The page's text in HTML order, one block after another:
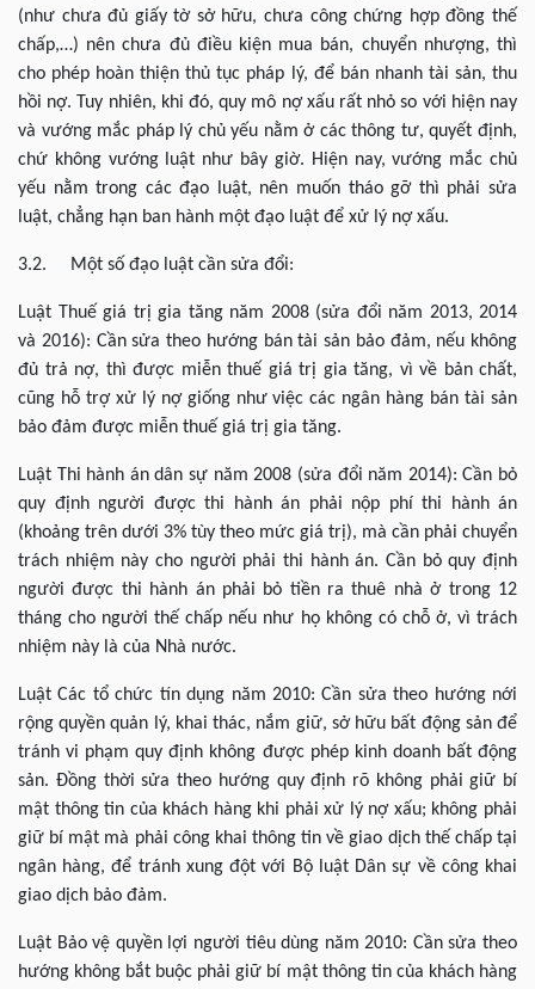
(như chưa đủ giấy tờ sở hữu, chưa công chứng hợp đồng thế
chấp,…) nên chưa đủ điều kiện mua bán, chuyển nhượng, thì
cho phép hoàn thiện thủ tục pháp lý, để bán nhanh tài sản, thu
hồi nợ. Tuy nhiên, khi đó, quy mô nợ xấu rất nhỏ so với hiện nay
và vướng mắc pháp lý chủ yếu nằm ở các thông tư, quyết định,
chứ không vướng luật như bây giờ. Hiện nay, vướng mắc chủ
yếu nằm trong các đạo luật, nên muốn tháo gỡ thì phải sửa
luật, chẳng hạn ban hành một đạo luật để xử lý nợ xấu.
3.2. Một số đạo luật cần sửa đổi:
Luật Thuế giá trị gia tăng năm 2008 (sửa đổi năm 2013, 2014
và 2016): Cần sửa theo hướng bán tài sản bảo đảm, nếu không
đủ trả nợ, thì được miễn thuế giá trị gia tăng, vì về bản chất,
cũng hỗ trợ xử lý nợ giống như việc các ngân hàng bán tài sản
bảo đảm được miễn thuế giá trị gia tăng.
Luật Thi hành án dân sự năm 2008 (sửa đổi năm 2014): Cần bỏ
quy định người được thi hành án phải nộp phí thi hành án
(khoảng trên dưới 3% tùy theo mức giá trị), mà cần phải chuyển
trách nhiệm này cho người phải thi hành án. Cần bỏ quy định
người được thi hành án phải bỏ tiền ra thuê nhà ở trong 12
tháng cho người thế chấp nếu như họ không có chỗ ở, vì trách
nhiệm này là của Nhà nước.
Luật Các tổ chức tín dụng năm 2010: Cần sửa theo hướng nới
rộng quyền quản lý, khai thác, nắm giữ, sở hữu bất động sản để
tránh vi phạm quy định không được phép kinh doanh bất động
sản. Đồng thời sửa theo hướng quy định rõ không phải giữ bí
mật thông tin của khách hàng khi phải xử lý nợ xấu; không phải
giữ bí mật mà phải công khai thông tin về giao dịch thế chấp tại
ngân hàng, để tránh xung đột với Bộ luật Dân sự về công khai
giao dịch bảo đảm.
Luật Bảo vệ quyền lợi người tiêu dùng năm 2010: Cần sửa theo
hướng không bắt buộc phải giữ bí mật thông tin của khách hàng